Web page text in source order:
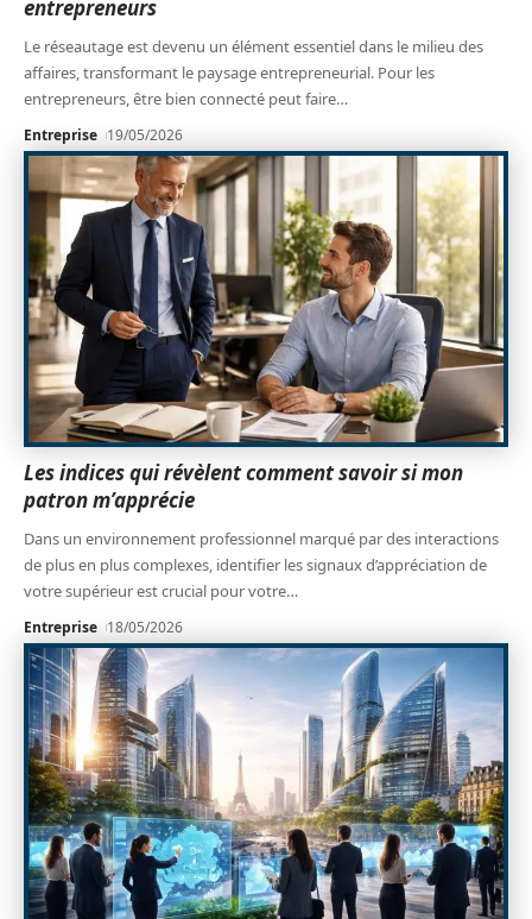
entrepreneurs
Le réseautage est devenu un élément essentiel dans le milieu des
affaires, transformant le paysage entrepreneurial. Pour les
entrepreneurs, être bien connecté peut faire…
Entreprise 19/05/2026
Les indices qui révèlent comment savoir si mon
patron m’apprécie
Dans un environnement professionnel marqué par des interactions
de plus en plus complexes, identifier les signaux d’appréciation de
votre supérieur est crucial pour votre…
Entreprise 18/05/2026